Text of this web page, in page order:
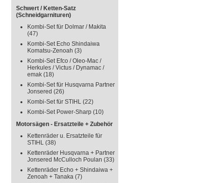
Schwert / Ketten-Satz
(Schneidgarnituren)
Kombi-Set für Dolmar / Makita
(47)
Kombi-Set Echo Shindaiwa
Komatsu-Zenoah (3)
Kombi-Set Efco / Oleo-Mac /
Herkules / Victus / Dynamac /
emak (18)
Kombi-Set für Husqvarna Partner
Jonsered (26)
Kombi-Set für STIHL (22)
Kombi-Set Power-Sharp (10)
Motorsägen - Ersatzteile + Zubehör
Kettenräder u. Ersatzteile für
STIHL (38)
Kettenräder Husqvarna + Partner
Jonsered McCulloch Poulan (33)
Kettenräder Echo + Shindaiwa +
Zenoah + Tanaka (7)